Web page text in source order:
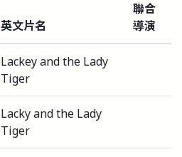
英文片名
聯合
導演
Lackey and the Lady
Tiger
Lacky and the Lady
Tiger